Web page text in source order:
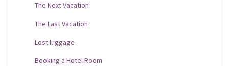
The Next Vacation
The Last Vacation
Lost luggage
Booking a Hotel Room